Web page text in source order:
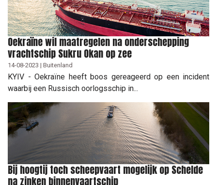
Oekraïne wil maatregelen na onderschepping
vrachtschip Sukru Okan op zee
14-08-2023 | Buitenland
KYIV - Oekraïne heeft boos gereageerd op een incident
waarbij een Russisch oorlogsschip in...
Bij hoogtij toch scheepvaart mogelijk op Schelde
na zinken binnenvaartschip